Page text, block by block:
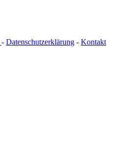
- Datenschutzerklärung - Kontakt